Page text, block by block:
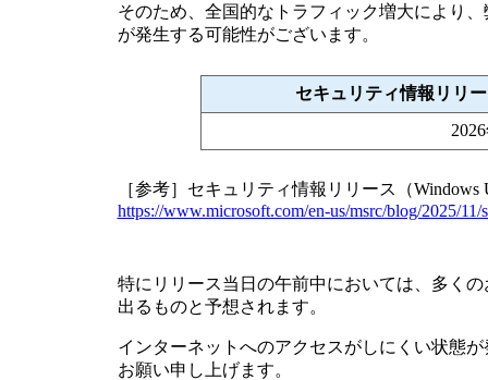
そのため、全国的なトラフィック増大により
が発生する可能性がございます。
セキュリティ情報リリ
［参考］セキュリティ情報リリース（Windows
https://www.microsoft.com/en-us/msrc/blog/2025/11/
特にリリース当日の午前中においては、多く
出るものと予想されます。
インターネットへのアクセスがしにくい状態
お願い申し上げます。